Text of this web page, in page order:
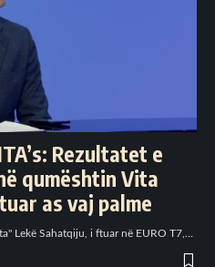
Rezultatet e
qumështin Vita
as vaj palme
Lekë Sahatqiju, i ftuar në EURO T7,…